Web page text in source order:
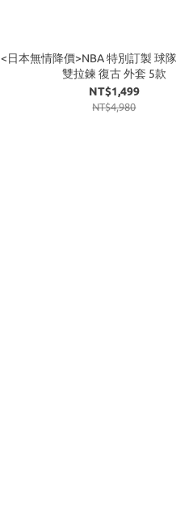
<日本無情降價>NBA 特別訂製 球
雙拉鍊 復古 外套 5款
NT$1,499
NT$4,980